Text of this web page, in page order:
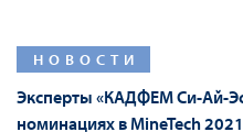
НОВОСТИ
Эксперты «КАДФЕМ Си-Ай-
номинациях в MineTech 2021